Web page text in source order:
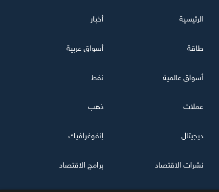
الرئيسية أخبار
طاقة أسواق عربية
أسواق عالمية نفط
عملات ذهب
ديجيتال إنفوغرافيك
نشرات الاقتصاد برامج الاقتصاد